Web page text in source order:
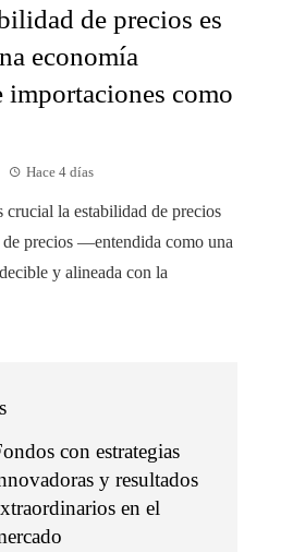
de precios es
economía
importaciones como
Hace 4 días
la estabilidad de precios
precios —entendida como una
y alineada con la
con estrategias
y resultados
en el